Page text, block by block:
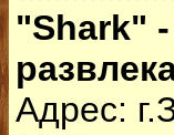
"Shark"
Адрес: